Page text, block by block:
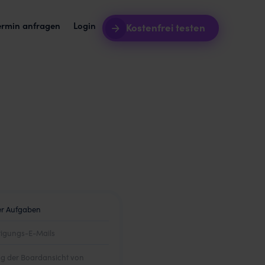
anfragen Login Kostenfrei testen
Aufgaben
E-Mails
der Boardansicht von